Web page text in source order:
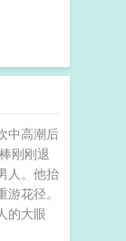
中高潮后
刚刚退
人。他抬
花径。
的大眼